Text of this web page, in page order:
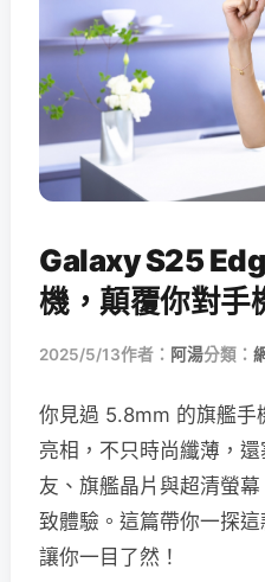
Galaxy S25
機，顛覆你對手
2025/5/13作者： 阿湯分類：
你見過 5.8mm 的旗艦手
亮相，不只時尚纖薄，
友、旗艦晶片與超清螢
致體驗。這篇帶你一探
讓你一目了然！